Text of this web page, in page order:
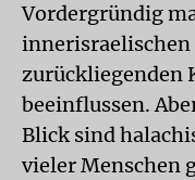
Vordergründig
innerisraelischen
zurückliegenden
beeinflussen.
Blick sind
vieler Menschen